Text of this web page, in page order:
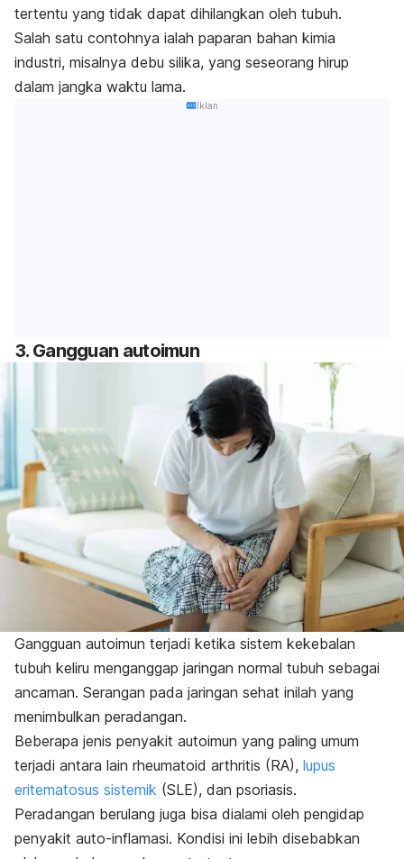
tertentu yang tidak dapat dihilangkan oleh tubuh.
Salah satu contohnya ialah paparan bahan kimia
industri, misalnya debu silika, yang seseorang hirup
dalam jangka waktu lama.
Iklan
3. Gangguan autoimun
Gangguan autoimun terjadi ketika sistem kekebalan
tubuh keliru menganggap jaringan normal tubuh sebagai
ancaman. Serangan pada jaringan sehat inilah yang
menimbulkan peradangan.
Beberapa jenis penyakit autoimun yang paling umum
terjadi antara lain rheumatoid arthritis (RA), lupus
eritematosus sistemik (SLE), dan psoriasis.
Peradangan berulang juga bisa dialami oleh pengidap
penyakit auto-inflamasi. Kondisi ini lebih disebabkan